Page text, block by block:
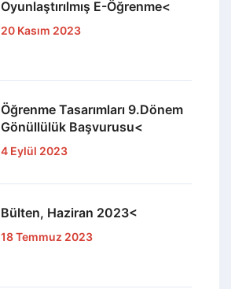
Oyunlaştırılmış E-Öğrenme<
20 Kasım 2023
Öğrenme Tasarımları 9.Dönem
Gönüllülük Başvurusu<
4 Eylül 2023
Bülten, Haziran 2023<
18 Temmuz 2023